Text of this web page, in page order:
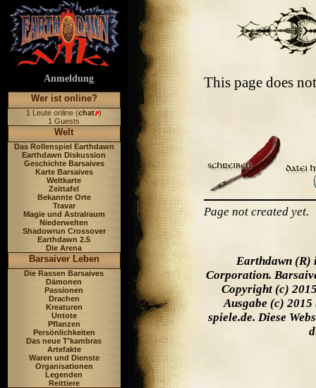
Anmeldung
Wer ist online?
1 Leute online (chat )
1 Guests
Welt
Das Rollenspiel Earthdawn
Earthdawn Diskussion
Geschichte Barsaives
Karte Barsaives
Weltkarte
Zeittafel
Bekannte Orte
Travar
Magie und Astralraum
Niederwelten
Shadowrun Crossover
Earthdawn 2.5
Die Arena
Barsaiver Leben
Die Rassen Barsaives
Dämonen
Passionen
Drachen
Kreaturen
Untote
Pflanzen
Persönlichkeiten
Das neue T'kambras
Artefakte
Waren und Dienste
Organisationen
Legenden
Reittiere
This page does
Page not created yet.
Earthdawn (R)
Corporation.
Copyright (c)
Ausgabe (c) 2015
spiele.de. Diese